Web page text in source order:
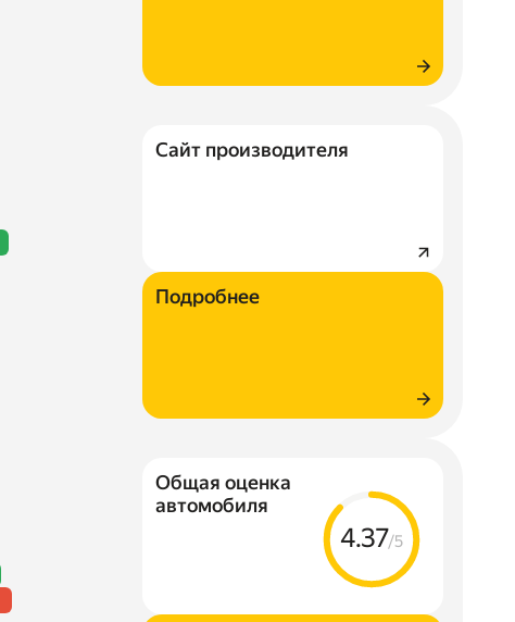
Сайт производителя
Подробнее
Общая оценка
автомобиля
4.37/5